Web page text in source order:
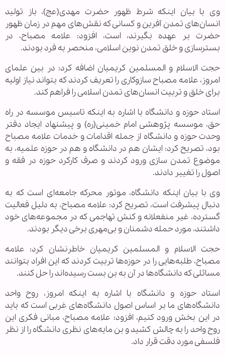
وی با بیان اینکه شرط ظهور حضرت مهدی(عج)، باز تولید
انسان‌های تمدن آفرین و کسانی که نقش‌های مهم در زمان ظهور
حضرت بر عهده بگیرند، است، افزود: علامه مصباح، در
بسترسازی و خلق تمدن نوین اسلامی، منحصر به فرد بودند.
حجت الاسلام و المسلمین کریمیان اضافه کرد: در بین علمای
امروز، علامه مصباح سازوکاری را تعریف کردند که بتواند نیاز اولیه
برای خلق و تربیت انسان‌های تمدن اسلامی را فراهم کند.
استاد حوزه و دانشگاه با اشاره به اینکه تاسیس موسسه در راه
حق، موسسه پژوهشی امام خمینی(ره) و پیشنهاد ایجاد دفتر
وحدت حوزه و دانشگاه از جمله اقدامات و خدمات علامه مصباح
بود، تصریح کرد: ایشان هم در دانشگاه و هم در حوزه علمیه، به
موضوع تمدن سازی ورود کردند و صرف کارکرد حوزه در فقه و
اصول را تغییر دادند.
وی با بیان اینکه دانشگاه، موتور محرکه جامعه‌‌ای است که به
دنبال پیشرفت است، تصریح کرد: علامه مصباح، به دلیل فعالیت
گسترده، غیر منفعلانه‌ و کنش تهاجمی که در مجموعه‌های خود
داشتند، مورد حمله دشمنان و بی‌مهری برخی دیگر بودند.
حجت الاسلام و المسلمین کریمیان خاطرنشان کرد: علامه
مصباح، طلبه‌هایی را در حوزه‌ها تربیت کردند که این افراد بتوانند
مسائلی که دانشگاه‌ها در آن به بن بست رسیده‌اند را حل کنند.
استاد حوزه و دانشگاه با اشاره به اینکه امروز، روح واحد
دانشگاه‌های ما بر اساس اصول دانشگاه‌های غربی است که باید
در این بخش ورود کنیم، افزود: علامه مصباح، مبانی فکری این
روح واحد را به چالش کشید و بن مایه‌های نظری دانشگاه را از نظر
فلسفی مورد دقت قرار داد.